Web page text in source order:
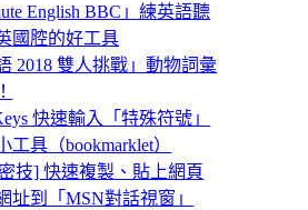
English BBC」練英語聽
國腔的好工具
2018 雙人挑戰」動物詞彙
快速輸入「特殊符號」
工具（bookmarklet）
技] 快速複製、貼上網頁
址到「MSN對話視窗」